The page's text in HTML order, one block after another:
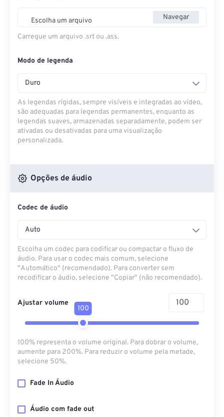
Escolha um arquivo Navegar
Carregue um arquivo .srt ou .ass.
Modo de legenda
Duro
As legendas rígidas, sempre visíveis e integradas ao vídeo,
são adequadas para legendas permanentes, enquanto as
legendas suaves, armazenadas separadamente, podem ser
ativadas ou desativadas para uma visualização
personalizada.
Opções de áudio
Codec de áudio
Auto
Escolha um codec para codificar ou compactar o fluxo de
áudio. Para usar o codec mais comum, selecione
"Automático" (recomendado). Para converter sem
recodificar o áudio, selecione "Copiar" (não recomendado).
Ajustar volume
100
100% representa o volume original. Para dobrar o volume,
aumente para 200%. Para reduzir o volume pela metade,
selecione 50%.
Fade In Áudio
Áudio com fade out